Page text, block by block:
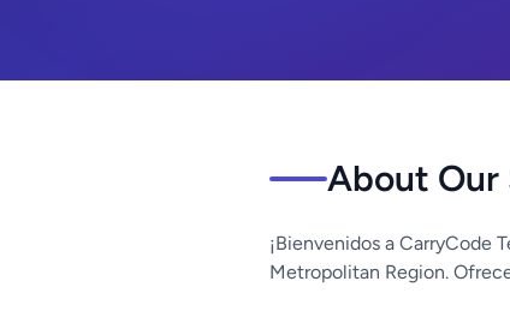
About Our
¡Bienvenidos a CarryCode
Metropolitan Region.